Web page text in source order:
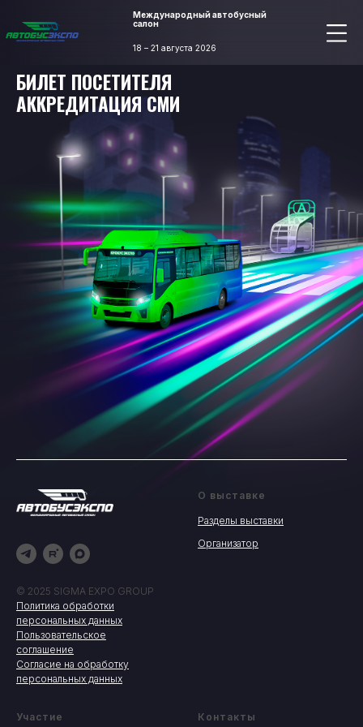
18 – 21 августа 2026
Международный автобусный
салон
БИЛЕТ ПОСЕТИТЕЛЯ
АККРЕДИТАЦИЯ СМИ
© 2025 SIGMA EXPO GROUP
Политика обработки
персональных данных
Пользовательское
соглашение
Согласие на обработку
персональных данных
О выставке
Разделы выставки
Организатор
Участие Контакты